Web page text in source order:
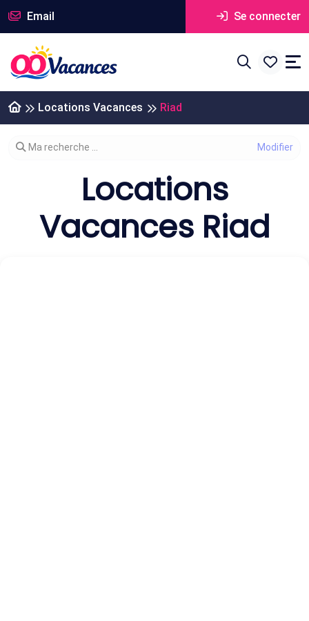
Email Se connecter
Locations Vacances Riad
Modifier votre recherche
Ma recherche ...
Locations
Vacances Riad